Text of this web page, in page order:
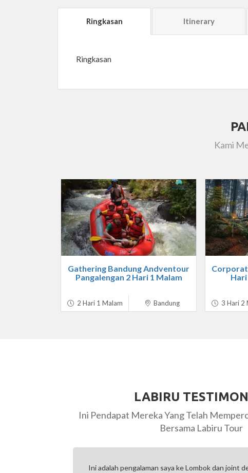
Ringkasan Itinerary
Ringkasan
Kami
Gathering Bandung Andventour
Pangalengan 2 Hari 1 Malam
2 Hari 1 Malam Bandung
Hari
3 Hari 2
LABIRU
Ini Pendapat Mereka Yang Telah
Bersama Labiru Tour
Ini adalah pengalaman saya ke Lombok dan joint dengan Labiru Tour....